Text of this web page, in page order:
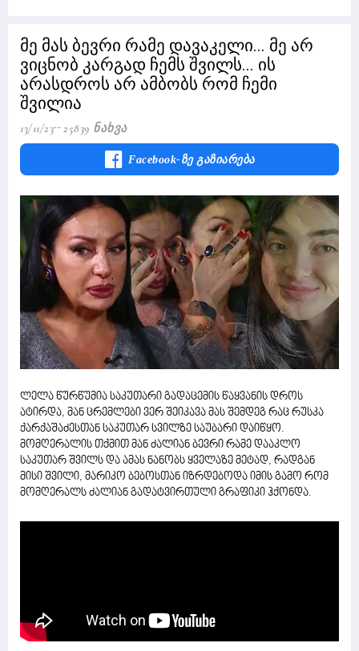
მე მას ბევრი რამე დავაკელი... მე არ
ვიცნობ კარგად ჩემს შვილს... ის
არასდროს არ ამბობს რომ ჩემი
შვილია
13/11/23 25839 Ნახვა
Facebook-Ზე Გაზიარება
ლელა წურწუმია საკუთარი გადაცემის წაყვანის დროს
ატირდა, მან ცრემლები ვერ შეიკავა მას შემდეგ რაც რუსკა
ქარქაშაძესთან საკუთარ სვილზე საუბარი დაიწყო.
მომღერალის თქმით მან ძალიან ბევრი რამე დააკლო
საკუთარ შვილს და ამას ნანობს ყველაზე მეტად, რადგან
მისი შვილი, მარიკო ბებოსთან იზრდებოდა იმის გამო რომ
მომღერალს ძალიან გადატვირთული გრაფიკი ჰქონდა.